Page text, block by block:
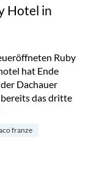
Hotel in
Ruby
hat Ende
Dachauer
das dritte
Ruby Lilly Hotel
franze